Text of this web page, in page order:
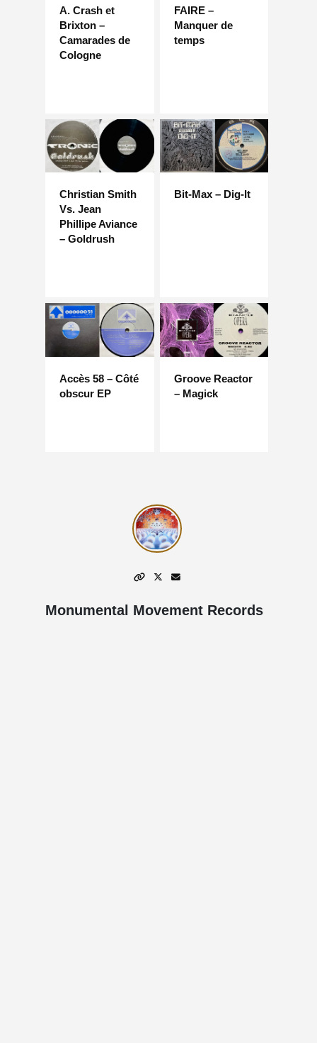
A. Crash et
Brixton –
Camarades de
Cologne
FAIRE –
Manquer de
temps
Christian Smith
Vs. Jean
Phillipe Aviance
– Goldrush
Bit-Max – Dig-It
Accès 58 – Côté
obscur EP
Groove Reactor
– Magick
Monumental Movement Records